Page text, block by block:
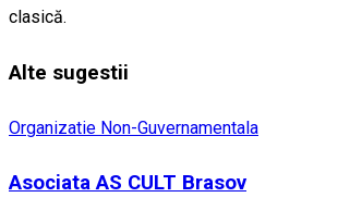
clasică.
Alte sugestii
Organizatie Non-Guvernamentala
Asociata AS CULT Brasov